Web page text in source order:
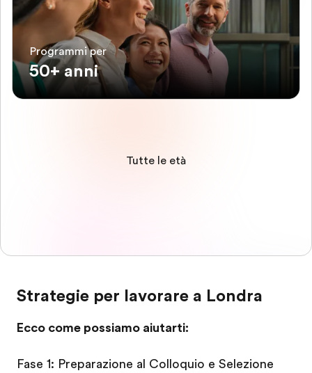
Programmi per
50+ anni
Tutte le età
Strategie per lavorare a Londra
Ecco come possiamo aiutarti:
Fase 1: Preparazione al Colloquio e Selezione